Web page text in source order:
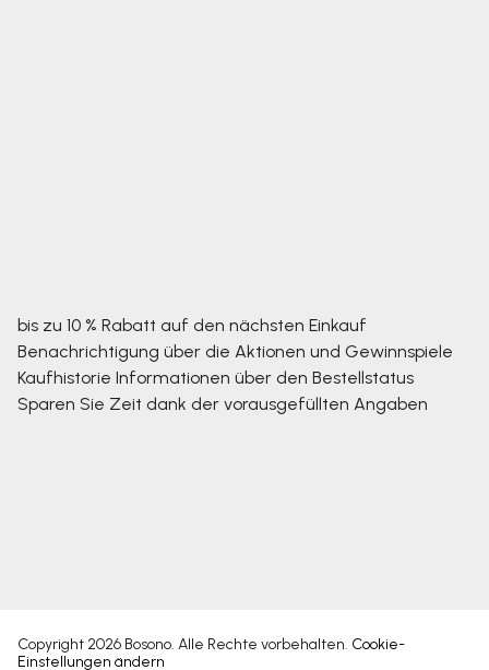
bis zu 10 % Rabatt auf den nächsten Einkauf
Benachrichtigung über die Aktionen und Gewinnspiele
Kaufhistorie Informationen über den Bestellstatus
Sparen Sie Zeit dank der vorausgefüllten Angaben
Copyright 2026 Bosono. Alle Rechte vorbehalten. Cookie-
Einstellungen ändern